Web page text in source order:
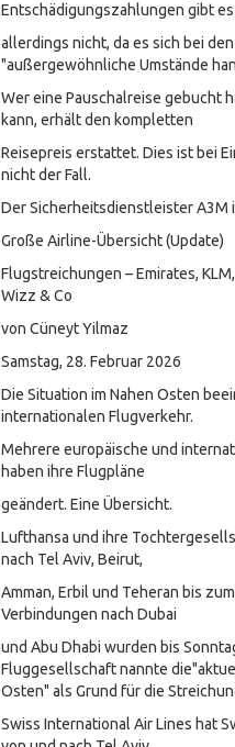
Entschädigungszahlungen gibt es
allerdings nicht, da es sich bei
"außergewöhnliche Umstände
Wer eine Pauschalreise gebucht
kann, erhält den kompletten
Reisepreis erstattet. Dies ist bei
nicht der Fall.
Der Sicherheitsdienstleister A3M
Große Airline-Übersicht (Update)
Flugstreichungen – Emirates,
Wizz & Co
von Cüneyt Yilmaz
Samstag, 28. Februar 2026
Die Situation im Nahen Osten
internationalen Flugverkehr.
Mehrere europäische und
haben ihre Flugpläne
geändert. Eine Übersicht.
Lufthansa und ihre
nach Tel Aviv, Beirut,
Amman, Erbil und Teheran bis
Verbindungen nach Dubai
und Abu Dhabi wurden bis
Fluggesellschaft nannte
Osten" als Grund für die
Swiss International Air Lines hat